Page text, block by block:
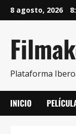
8 agosto, 2026
Plataforma
INICIO